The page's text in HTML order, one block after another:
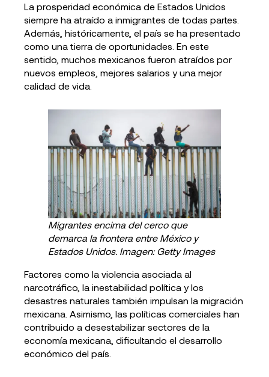
La prosperidad económica de Estados Unidos
siempre ha atraído a inmigrantes de todas partes.
Además, históricamente, el país se ha presentado
como una tierra de oportunidades. En este
sentido, muchos mexicanos fueron atraídos por
nuevos empleos, mejores salarios y una mejor
calidad de vida.
Migrantes encima del cerco que
demarca la frontera entre México y
Estados Unidos. Imagen: Getty Images
Factores como la violencia asociada al
narcotráfico, la inestabilidad política y los
desastres naturales también impulsan la migración
mexicana. Asimismo, las políticas comerciales han
contribuido a desestabilizar sectores de la
economía mexicana, dificultando el desarrollo
económico del país.